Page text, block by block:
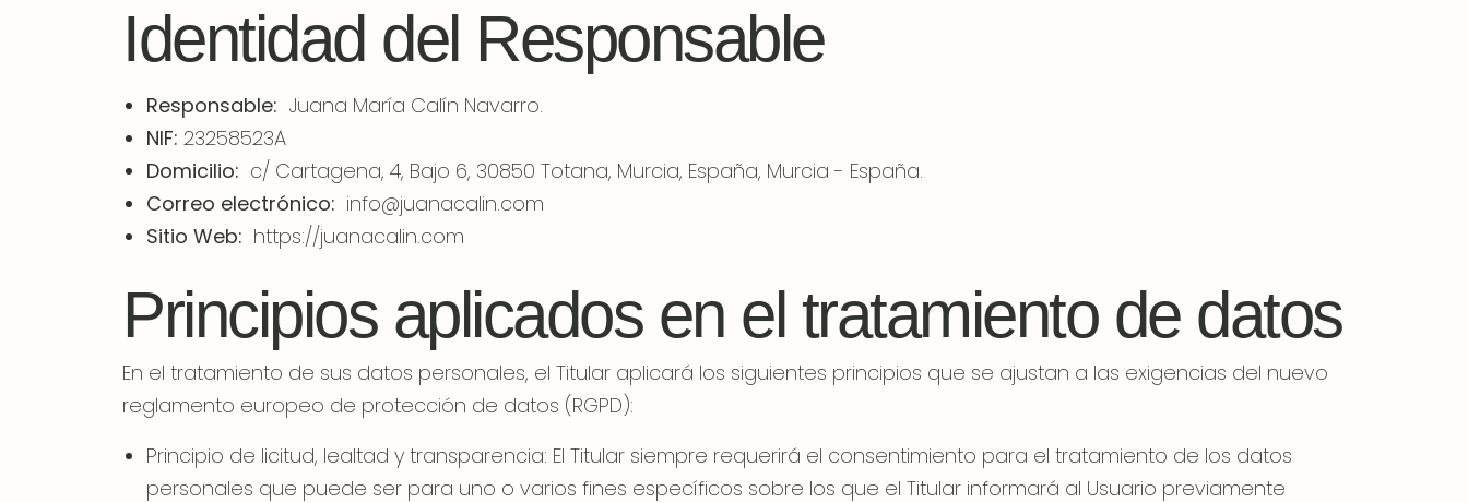
Identidad del Responsable
Responsable: Juana María Calín Navarro.
NIF: 23258523A
Domicilio: c/ Cartagena, 4, Bajo 6, 30850 Totana, Murcia, España, Murcia - España.
Correo electrónico: info@juanacalin.com
Sitio Web: https://juanacalin.com
Principios aplicados en el tratamiento de datos
En el tratamiento de sus datos personales, el Titular aplicará los siguientes principios que se ajustan a las exigencias del nuevo
reglamento europeo de protección de datos (RGPD):
Principio de licitud, lealtad y transparencia: El Titular siempre requerirá el consentimiento para el tratamiento de los datos
personales que puede ser para uno o varios fines específicos sobre los que el Titular informará al Usuario previamente